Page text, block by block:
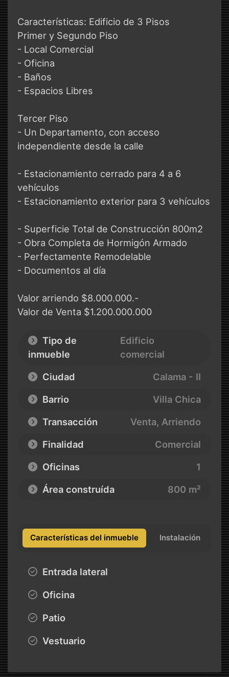
Características: Edificio de 3 Pisos
Primer y Segundo Piso
- Local Comercial
- Oficina
- Baños
- Espacios Libres
Tercer Piso
- Un Departamento, con acceso
independiente desde la calle
- Estacionamiento cerrado para 4 a 6
vehículos
- Estacionamiento exterior para 3 vehículos
- Superficie Total de Construcción 800m2
- Obra Completa de Hormigón Armado
- Perfectamente Remodelable
- Documentos al día
Valor arriendo $8.000.000.-
Valor de Venta $1.200.000.000
Tipo de
inmueble
Edificio
comercial
Ciudad
Calama - II
Barrio
Villa Chica
Transacción
Venta, Arriendo
Finalidad
Comercial
Oficinas
1
Área construída
800 m²
Características del inmueble Instalación
Entrada lateral
Oficina
Patio
Vestuario